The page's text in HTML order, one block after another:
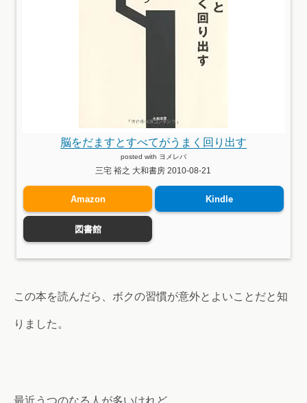
脳をだますとすべてがうまく回り出す
posted with ヨメレバ
三宅 裕之 大和書房 2010-08-21
Amazon Kindle
図書館
この本を読んだら、ボクの習慣が意外とよいことだと知
りました。